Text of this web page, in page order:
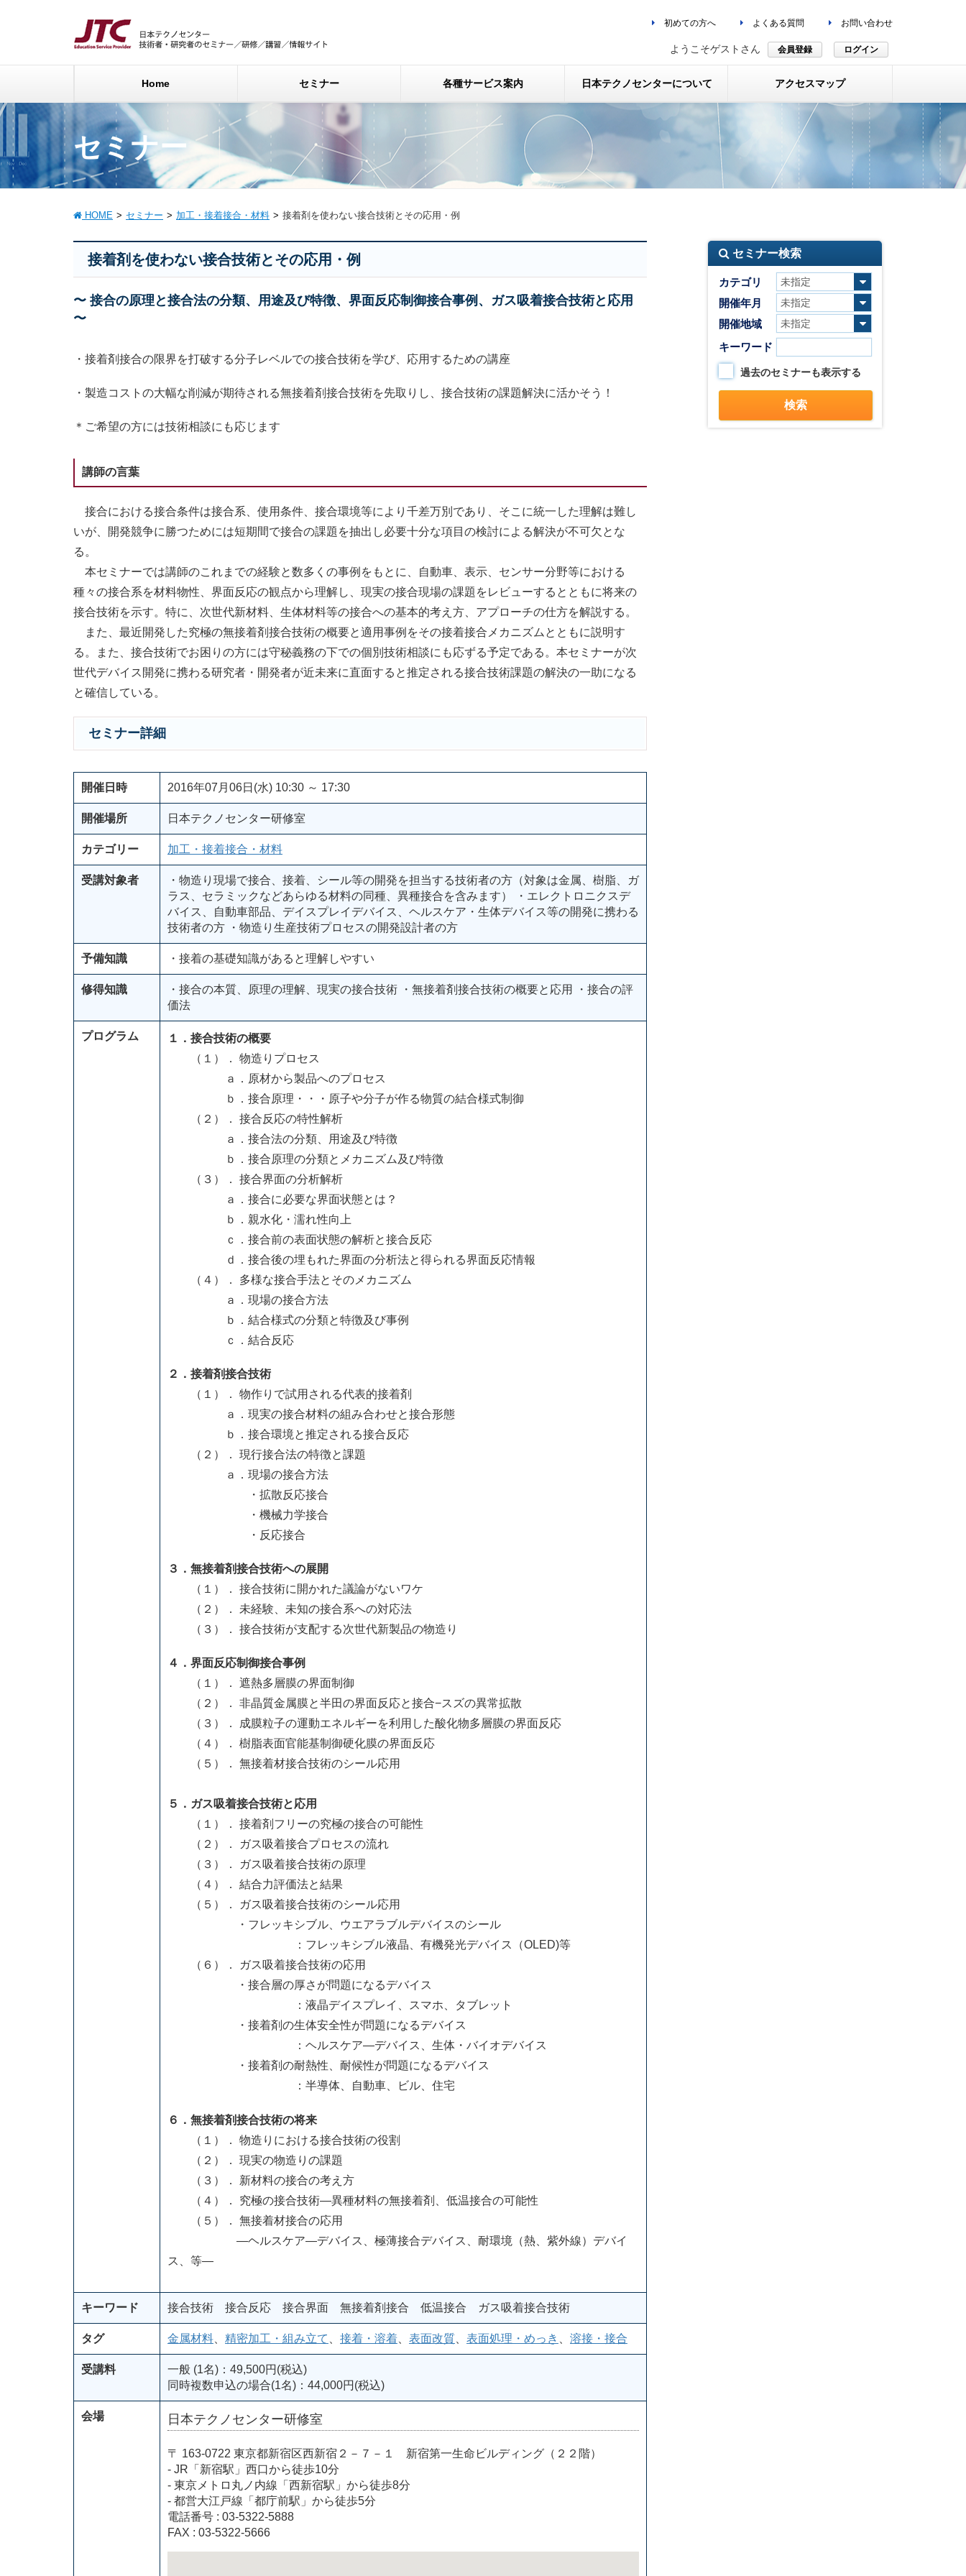
初めての方へ よくある質問 お問い合わせ
ようこそゲストさん 会員登録 ログイン
Home セミナー 各種サービス案内 日本テクノセンターについて アクセスマップ
セミナー
HOME セミナー 加工・接着接合・材料 接着剤を使わない接合技術とその応用・例
接着剤を使わない接合技術とその応用・例
〜 接合の原理と接合法の分類、用途及び特徴、界面反応制御接合事例、ガス吸着接合技術と応用
〜
・接着剤接合の限界を打破する分子レベルでの接合技術を学び、応用するための講座
・製造コストの大幅な削減が期待される無接着剤接合技術を先取りし、接合技術の課題解決に活かそう！
＊ご希望の方には技術相談にも応じます
講師の言葉
接合における接合条件は接合系、使用条件、接合環境等により千差万別であり、そこに統一した理解は難し
いが、開発競争に勝つためには短期間で接合の課題を抽出し必要十分な項目の検討による解決が不可欠とな
る。
本セミナーでは講師のこれまでの経験と数多くの事例をもとに、自動車、表示、センサー分野等における
種々の接合系を材料物性、界面反応の観点から理解し、現実の接合現場の課題をレビューするとともに将来の
接合技術を示す。特に、次世代新材料、生体材料等の接合への基本的考え方、アプローチの仕方を解説する。
また、最近開発した究極の無接着剤接合技術の概要と適用事例をその接着接合メカニズムとともに説明す
る。また、接合技術でお困りの方には守秘義務の下での個別技術相談にも応ずる予定である。本セミナーが次
世代デバイス開発に携わる研究者・開発者が近未来に直面すると推定される接合技術課題の解決の一助になる
と確信している。
セミナー詳細
開催日時 2016年07月06日(水) 10:30 ～ 17:30
開催場所 日本テクノセンター研修室
カテゴリー 加工・接着接合・材料
受講対象者
・物造り現場で接合、接着、シール等の開発を担当する技術者の方（対象は金属、樹脂、ガ
ラス、セラミックなどあらゆる材料の同種、異種接合を含みます） ・エレクトロニクスデ
バイス、自動車部品、デイスプレイデバイス、ヘルスケア・生体デバイス等の開発に携わる
技術者の方 ・物造り生産技術プロセスの開発設計者の方
予備知識 ・接着の基礎知識があると理解しやすい
修得知識
・接合の本質、原理の理解、現実の接合技術 ・無接着剤接合技術の概要と応用 ・接合の評
価法
プログラム
１．接合技術の概要
（１）． 物造りプロセス
ａ．原材から製品へのプロセス
ｂ．接合原理・・・原子や分子が作る物質の結合様式制御
（２）． 接合反応の特性解析
ａ．接合法の分類、用途及び特徴
ｂ．接合原理の分類とメカニズム及び特徴
（３）． 接合界面の分析解析
ａ．接合に必要な界面状態とは？
ｂ．親水化・濡れ性向上
ｃ．接合前の表面状態の解析と接合反応
ｄ．接合後の埋もれた界面の分析法と得られる界面反応情報
（４）． 多様な接合手法とそのメカニズム
ａ．現場の接合方法
ｂ．結合様式の分類と特徴及び事例
ｃ．結合反応
２．接着剤接合技術
（１）． 物作りで試用される代表的接着剤
ａ．現実の接合材料の組み合わせと接合形態
ｂ．接合環境と推定される接合反応
（２）． 現行接合法の特徴と課題
ａ．現場の接合方法
・拡散反応接合
・機械力学接合
・反応接合
３．無接着剤接合技術への展開
（１）． 接合技術に開かれた議論がないワケ
（２）． 未経験、未知の接合系への対応法
（３）． 接合技術が支配する次世代新製品の物造り
４．界面反応制御接合事例
（１）． 遮熱多層膜の界面制御
（２）． 非晶質金属膜と半田の界面反応と接合−スズの異常拡散
（３）． 成膜粒子の運動エネルギーを利用した酸化物多層膜の界面反応
（４）． 樹脂表面官能基制御硬化膜の界面反応
（５）． 無接着材接合技術のシール応用
５．ガス吸着接合技術と応用
（１）． 接着剤フリーの究極の接合の可能性
（２）． ガス吸着接合プロセスの流れ
（３）． ガス吸着接合技術の原理
（４）． 結合力評価法と結果
（５）． ガス吸着接合技術のシール応用
・フレッキシブル、ウエアラブルデバイスのシール
：フレッキシブル液晶、有機発光デバイス（OLED)等
（６）． ガス吸着接合技術の応用
・接合層の厚さが問題になるデバイス
：液晶デイスプレイ、スマホ、タブレット
・接着剤の生体安全性が問題になるデバイス
：ヘルスケア―デバイス、生体・バイオデバイス
・接着剤の耐熱性、耐候性が問題になるデバイス
：半導体、自動車、ビル、住宅
６．無接着剤接合技術の将来
（１）． 物造りにおける接合技術の役割
（２）． 現実の物造りの課題
（３）． 新材料の接合の考え方
（４）． 究極の接合技術―異種材料の無接着剤、低温接合の可能性
（５）． 無接着材接合の応用
―ヘルスケア―デバイス、極薄接合デバイス、耐環境（熱、紫外線）デバイ
ス、等―
キーワード 接合技術 接合反応 接合界面 無接着剤接合 低温接合 ガス吸着接合技術
タグ 金属材料 精密加工・組み立て 接着・溶着 表面改質 表面処理・めっき 溶接・接合
受講料
一般 (1名)：49,500円(税込)
同時複数申込の場合(1名)：44,000円(税込)
会場 日本テクノセンター研修室
〒 163-0722 東京都新宿区西新宿２－７－１ 新宿第一生命ビルディング（２２階）
- JR「新宿駅」西口から徒歩10分
- 東京メトロ丸ノ内線「西新宿駅」から徒歩8分
- 都営大江戸線「都庁前駅」から徒歩5分
電話番号 : 03-5322-5888
FAX : 03-5322-5666
セミナー検索
カテゴリ
開催年月
開催地域
キーワード
過去のセミナーも表示する